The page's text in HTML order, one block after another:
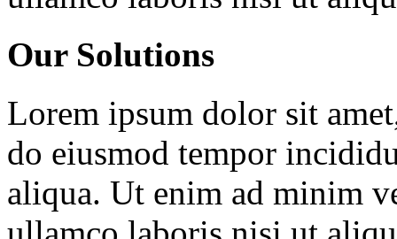
Our Solutions
Lorem ipsum dolor sit
do eiusmod tempor
aliqua. Ut enim ad minim